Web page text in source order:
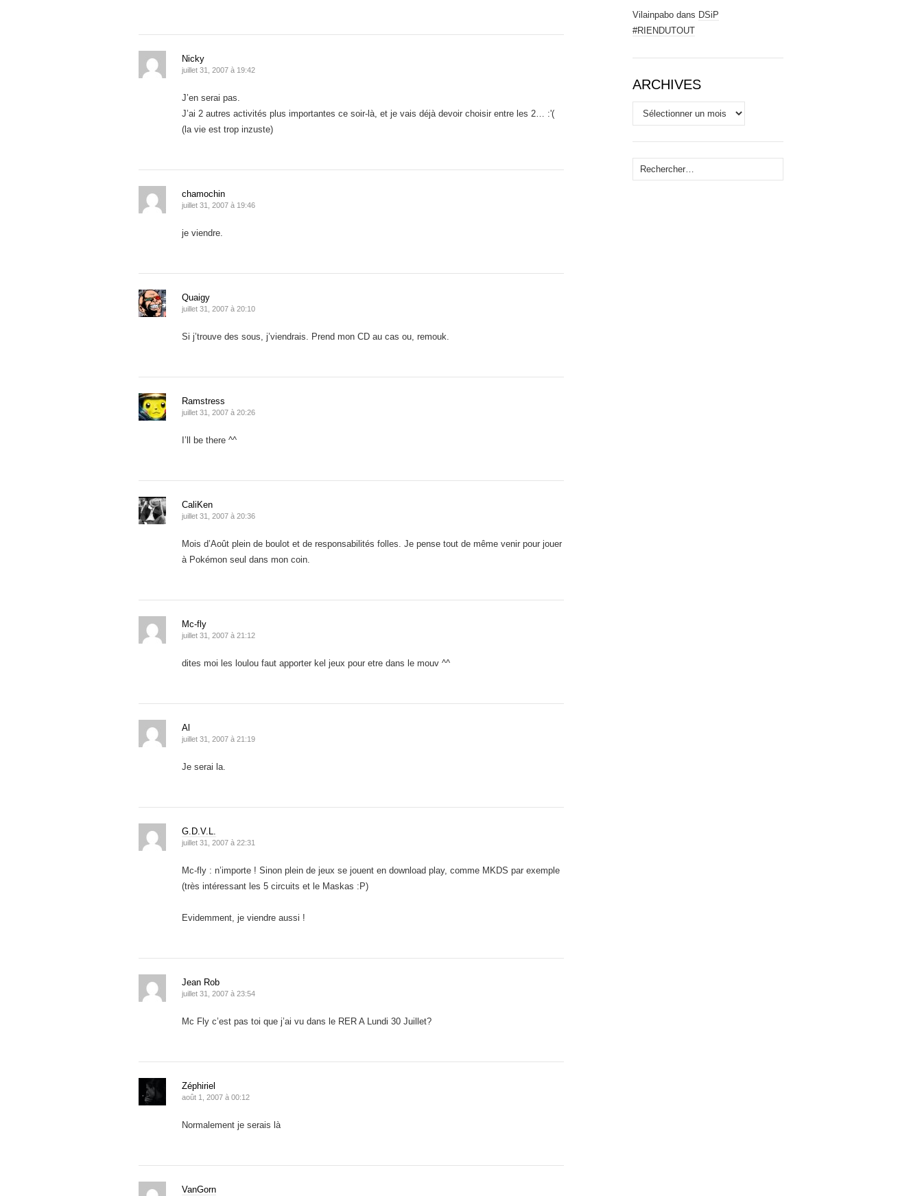
Nicky
juillet 31, 2007 à 19:42
J’en serai pas.
J’ai 2 autres activités plus importantes ce soir-là, et je vais déjà devoir choisir entre les 2… :'(
(la vie est trop inzuste)
chamochin
juillet 31, 2007 à 19:46
je viendre.
Quaigy
juillet 31, 2007 à 20:10
Si j’trouve des sous, j’viendrais. Prend mon CD au cas ou, remouk.
Ramstress
juillet 31, 2007 à 20:26
I’ll be there ^^
CaliKen
juillet 31, 2007 à 20:36
Mois d’Août plein de boulot et de responsabilités folles. Je pense tout de même venir pour jouer
à Pokémon seul dans mon coin.
Mc-fly
juillet 31, 2007 à 21:12
dites moi les loulou faut apporter kel jeux pour etre dans le mouv ^^
Al
juillet 31, 2007 à 21:19
Je serai la.
G.D.V.L.
juillet 31, 2007 à 22:31
Mc-fly : n’importe ! Sinon plein de jeux se jouent en download play, comme MKDS par exemple
(très intéressant les 5 circuits et le Maskas :P)
Evidemment, je viendre aussi !
Jean Rob
juillet 31, 2007 à 23:54
Mc Fly c’est pas toi que j’ai vu dans le RER A Lundi 30 Juillet?
Zéphiriel
août 1, 2007 à 00:12
Normalement je serais là
VanGorn
Vilainpabo dans DSiP
#RIENDUTOUT
ARCHIVES
Archives
Rechercher :